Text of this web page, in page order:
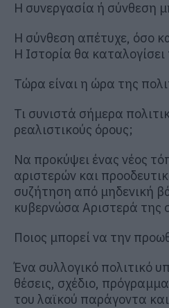
Η συνεργασία ή σύνθεση
Η σύνθεση απέτυχε, όσο
Η Ιστορία θα καταλογίσει
Τώρα είναι η ώρα της
Τι συνιστά σήμερα
ρεαλιστικούς όρους;
Να προκύψει ένας νέος
αριστερών και
συζήτηση από μηδενική
κυβερνώσα Αριστερά της
Ποιος μπορεί να την
Ένα συλλογικό πολιτικό
θέσεις, σχέδιο,
του λαϊκού παράγοντα